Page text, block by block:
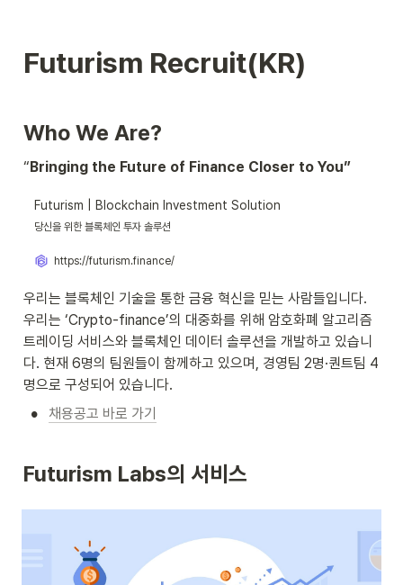
Futurism Recruit(KR)
Who We Are?
“Bringing the Future of Finance Closer to You”
Futurism | Blockchain Investment Solution
당신을 위한 블록체인 투자 솔루션
https://futurism.finance/
우리는 블록체인 기술을 통한 금융 혁신을 믿는 사람들입니다.
우리는 ‘Crypto-finance’의 대중화를 위해 암호화폐 알고리즘
트레이딩 서비스와 블록체인 데이터 솔루션을 개발하고 있습니
다. 현재 6명의 팀원들이 함께하고 있으며, 경영팀 2명·퀀트팀 4
명으로 구성되어 있습니다.
• 채용공고 바로 가기
Futurism Labs의 서비스